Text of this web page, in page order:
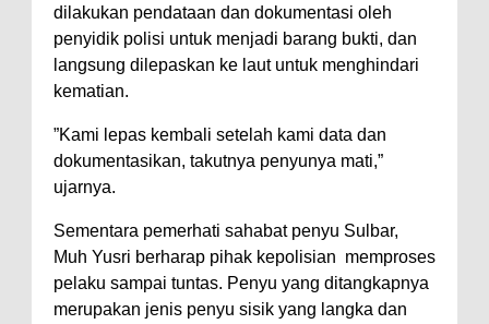
dilakukan pendataan dan dokumentasi oleh
penyidik polisi untuk menjadi barang bukti, dan
langsung dilepaskan ke laut untuk menghindari
kematian.
”Kami lepas kembali setelah kami data dan
dokumentasikan, takutnya penyunya mati,”
ujarnya.
Sementara pemerhati sahabat penyu Sulbar,
Muh Yusri berharap pihak kepolisian memproses
pelaku sampai tuntas. Penyu yang ditangkapnya
merupakan jenis penyu sisik yang langka dan